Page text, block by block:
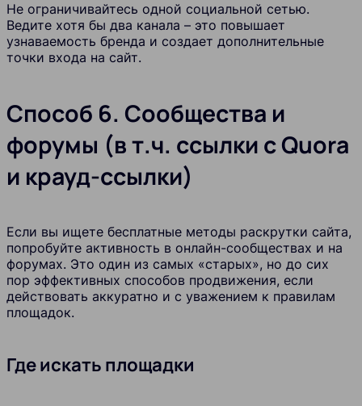
Не ограничивайтесь одной социальной сетью.
Ведите хотя бы два канала – это повышает
узнаваемость бренда и создает дополнительные
точки входа на сайт.
Способ 6. Сообщества и
форумы (в т.ч. ссылки с Quora
и крауд-ссылки)
Если вы ищете бесплатные методы раскрутки сайта,
попробуйте активность в онлайн-сообществах и на
форумах. Это один из самых «старых», но до сих
пор эффективных способов продвижения, если
действовать аккуратно и с уважением к правилам
площадок.
Где искать площадки